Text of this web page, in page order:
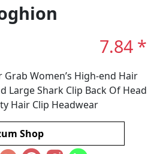
7.84 *
Women’s High-end Hair
Large Shark Clip Back Of Head
Hair Clip Headwear
Shop